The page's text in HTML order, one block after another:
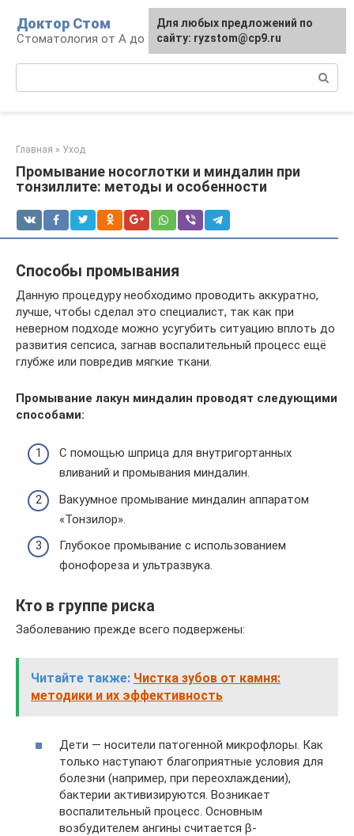
контенту
Доктор Стом
Стоматология от А до Я
Главная » Уход
Промывание носоглотки и миндалин при
тонзиллите: методы и особенности
Способы промывания
Данную процедуру необходимо проводить аккуратно,
лучше, чтобы сделал это специалист, так как при
неверном подходе можно усугубить ситуацию вплоть до
развития сепсиса, загнав воспалительный процесс ещё
глубже или повредив мягкие ткани.
Промывание лакун миндалин проводят следующими
способами:
С помощью шприца для внутригортанных
вливаний и промывания миндалин.
Вакуумное промывание миндалин аппаратом
«Тонзилор».
Глубокое промывание с использованием
фонофореза и ультразвука.
Кто в группе риска
Заболеванию прежде всего подвержены:
Читайте также: Чистка зубов от камня:
методики и их эффективность
Дети — носители патогенной микрофлоры. Как
только наступают благоприятные условия для
болезни (например, при переохлаждении),
бактерии активизируются. Возникает
воспалительный процесс. Основным
возбудителем ангины считается β-
Для любых предложений по
сайту: ryzstom@cp9.ru